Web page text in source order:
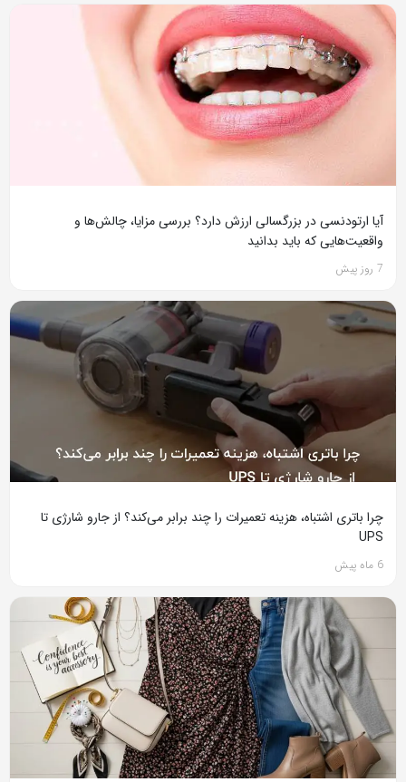
آیا ارتودنسی در بزرگسالی ارزش دارد؟ بررسی مزایا، چالش‌ها و
واقعیت‌هایی که باید بدانید
7 روز پیش
چرا باتری اشتباه، هزینه تعمیرات را چند برابر می‌کند؟ از جارو شارژی تا
UPS
6 ماه پیش